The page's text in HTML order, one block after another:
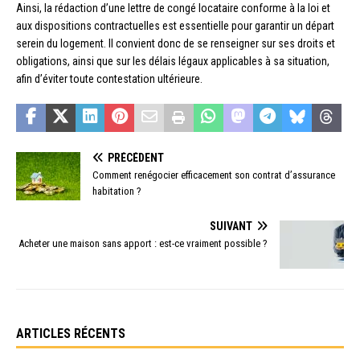
Ainsi, la rédaction d’une lettre de congé locataire conforme à la loi et
aux dispositions contractuelles est essentielle pour garantir un départ
serein du logement. Il convient donc de se renseigner sur ses droits et
obligations, ainsi que sur les délais légaux applicables à sa situation,
afin d’éviter toute contestation ultérieure.
PRÉCÉDENT
Comment renégocier efficacement son contrat d’assurance
habitation ?
SUIVANT
Acheter une maison sans apport : est-ce vraiment possible ?
ARTICLES RÉCENTS